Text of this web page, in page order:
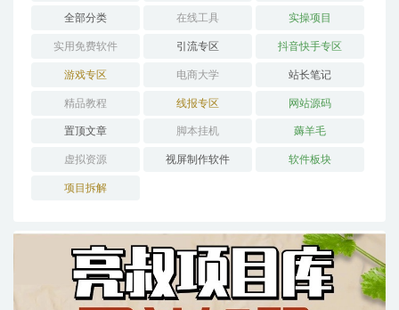
全部分类 在线工具 实操项目
实用免费软件 引流专区 抖音快手专区
游戏专区 电商大学 站长笔记
精品教程 线报专区 网站源码
置顶文章 脚本挂机 薅羊毛
虚拟资源 视屏制作软件 软件板块
项目拆解